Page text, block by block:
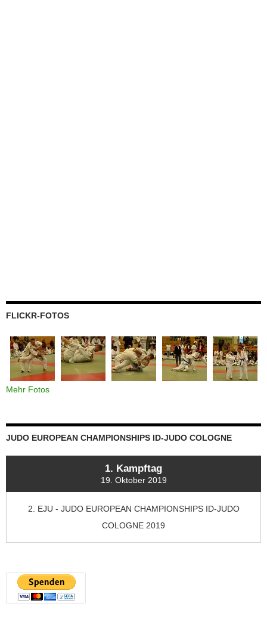
FLICKR-FOTOS
Mehr Fotos
JUDO EUROPEAN CHAMPIONSHIPS ID-JUDO COLOGNE
1. Kampftag
19. Oktober 2019
2. EJU - JUDO EUROPEAN CHAMPIONSHIPS ID-JUDO
COLOGNE 2019